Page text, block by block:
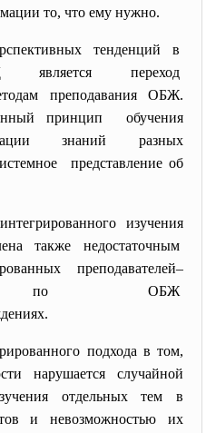
то, что ему нужно.
тенденций в
является переход
преподавания ОБЖ.
принцип обучения
знаний разных
представление об
изучения
также недостаточным
преподавателей–
по ОБЖ
подхода в том,
нарушается случайной
отдельных тем в
и невозможностью их